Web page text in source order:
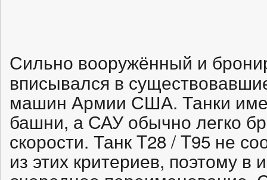
Сильно вооружённый и
вписывался в
машин Армии США. Танки
башни, а САУ обычно легко
скорости. Танк T28 / T95 не
из этих критериев, поэтому